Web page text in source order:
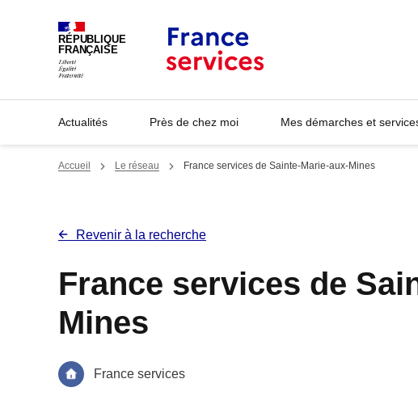
RÉPUBLIQUE
FRANÇAISE
Actualités Près de chez moi Mes démarches et
Accueil Le réseau France services de Sainte-Marie-aux-Mines
Revenir à la recherche
France services de
Mines
France services